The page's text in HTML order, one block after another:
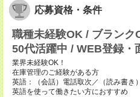
応募資格・条件
職種未経験OK / ブランク
50代活躍中 / WEB登録・
業界未経験OK！
在庫管理のご経験がある方
英語：（会話）電話取次／（読み書き
英語を使って働きたい方におすすめ